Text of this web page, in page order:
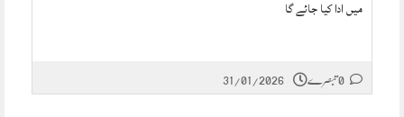
میں ادا کیا جائے گا
31/01/2026